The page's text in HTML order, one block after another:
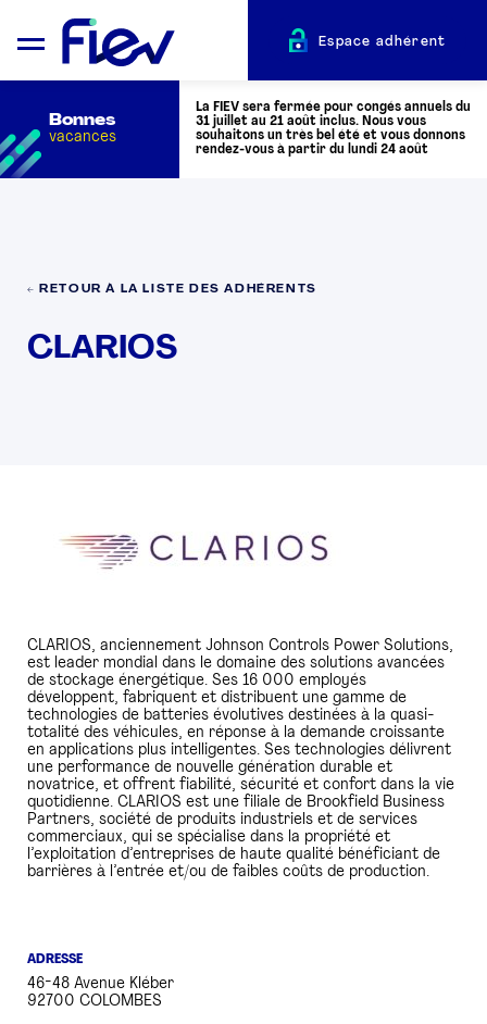
L’AUTOMOTIVE
ADHÉRENTS
PRESSE
Espace adhérent
Bonnes
vacances
La FIEV sera fermée pour congés annuels du
31 juillet au 21 août inclus. Nous vous
souhaitons un très bel été et vous donnons
rendez-vous à partir du lundi 24 août
← RETOUR À LA LISTE DES ADHÉRENTS
CLARIOS
CLARIOS, anciennement Johnson Controls Power Solutions,
est leader mondial dans le domaine des solutions avancées
de stockage énergétique. Ses 16 000 employés
développent, fabriquent et distribuent une gamme de
technologies de batteries évolutives destinées à la quasi-
totalité des véhicules, en réponse à la demande croissante
en applications plus intelligentes. Ses technologies délivrent
une performance de nouvelle génération durable et
novatrice, et offrent fiabilité, sécurité et confort dans la vie
quotidienne. CLARIOS est une filiale de Brookfield Business
Partners, société de produits industriels et de services
commerciaux, qui se spécialise dans la propriété et
l’exploitation d’entreprises de haute qualité bénéficiant de
barrières à l’entrée et/ou de faibles coûts de production.
ADRESSE
46-48 Avenue Kléber
92700 COLOMBES